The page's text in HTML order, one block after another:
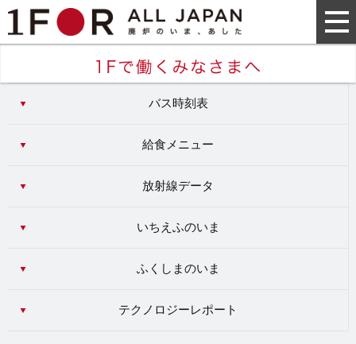
バス時刻表
給食メニュー
放射線データ
いちえふのいま
ふくしまのいま
テクノロジーレポート